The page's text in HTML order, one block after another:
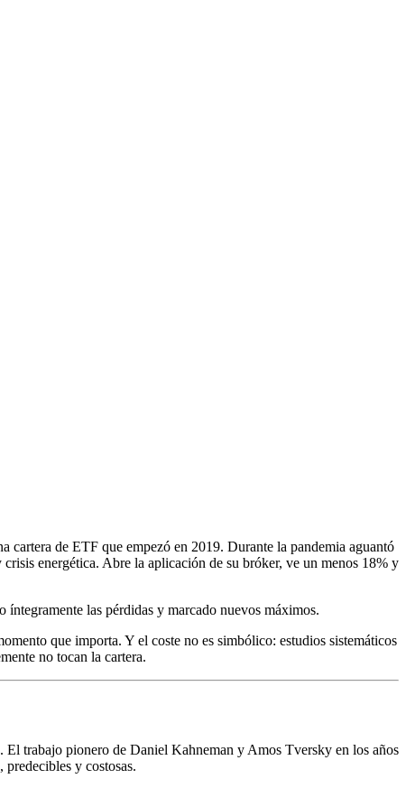
cartera de ETF que empezó en 2019. Durante la pandemia aguantó
energética. Abre la aplicación de su bróker, ve un menos 18% y
las pérdidas y marcado nuevos máximos.
que importa. Y el coste no es simbólico: estudios sistemáticos
no tocan la cartera.
El trabajo pionero de Daniel Kahneman y Amos Tversky en los años
y costosas.